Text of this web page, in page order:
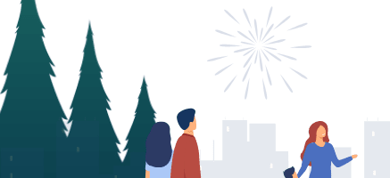
anytime & anywhere with Emma